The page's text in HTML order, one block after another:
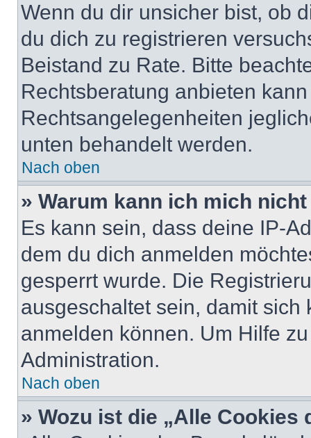
Wenn du dir unsicher bist, ob
du dich zu registrieren
Beistand zu Rate. Bitte
Rechtsberatung anbieten
Rechtsangelegenheiten
unten behandelt werden.
Nach oben
» Warum kann ich mich
Es kann sein, dass deine IP-
dem du dich anmelden
gesperrt wurde. Die
ausgeschaltet sein, damit
anmelden können. Um Hilfe
Administration.
Nach oben
» Wozu ist die „Alle